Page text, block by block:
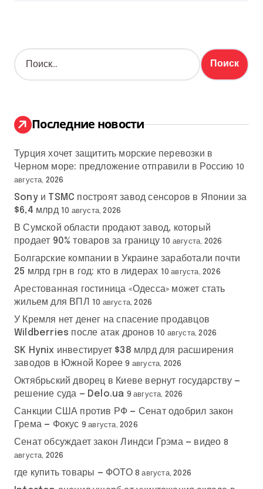
Н
а
:
Последние новости
Турция хочет защитить морские перевозки в
Черном море: предложение отправили в Россию 10
августа, 2026
Sony и TSMC построят завод сенсоров в Японии за
$6,4 млрд 10 августа, 2026
В Сумской области продают завод, который
продает 90% товаров за границу 10 августа, 2026
Болгарские компании в Украине заработали почти
25 млрд грн в год: кто в лидерах 10 августа, 2026
Арестованная гостиница «Одесса» может стать
жильем для ВПЛ
10 августа, 2026
У Кремля нет денег на спасение продавцов
Wildberries после атак дронов 10 августа, 2026
SK Hynix инвестирует $38 млрд для расширения
заводов в Южной Корее 9 августа, 2026
Октябрьский дворец в Киеве вернут государству —
решение суда — Delo.ua 9 августа, 2026
Санкции США против РФ — Сенат одобрил закон
Грема — Фокус 9 августа, 2026
Сенат обсуждает закон Линдси Грэма — видео 8
августа, 2026
где купить товары — ФОТО 8 августа, 2026